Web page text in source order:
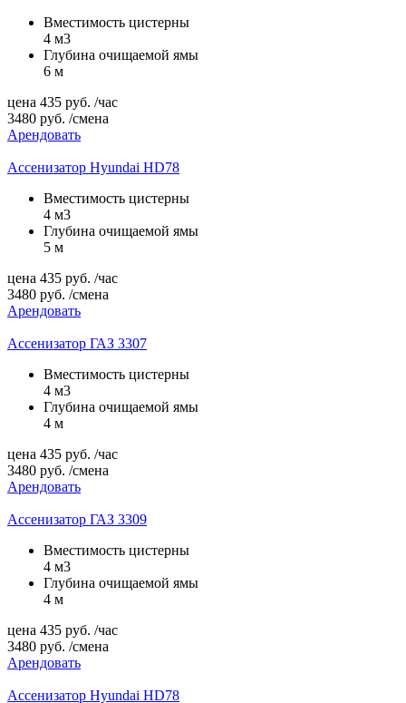
Вместимость цистерны
4 м3
Глубина очищаемой ямы
6 м
цена 435 руб. /час
3480 руб. /смена
Арендовать
Ассенизатор Hyundai HD78
Вместимость цистерны
4 м3
Глубина очищаемой ямы
5 м
цена 435 руб. /час
3480 руб. /смена
Арендовать
Ассенизатор ГАЗ 3307
Вместимость цистерны
4 м3
Глубина очищаемой ямы
4 м
цена 435 руб. /час
3480 руб. /смена
Арендовать
Ассенизатор ГАЗ 3309
Вместимость цистерны
4 м3
Глубина очищаемой ямы
4 м
цена 435 руб. /час
3480 руб. /смена
Арендовать
Ассенизатор Hyundai HD78